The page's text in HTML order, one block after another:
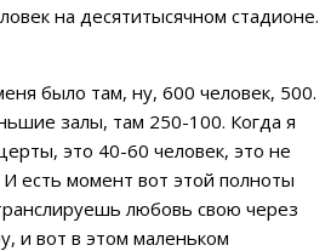
на десятитысячном стадионе.
было там, ну, 600 человек, 500.
залы, там 250-100. Когда я
это 40-60 человек, это не
есть момент вот этой полноты
любовь свою через
и вот в этом маленьком